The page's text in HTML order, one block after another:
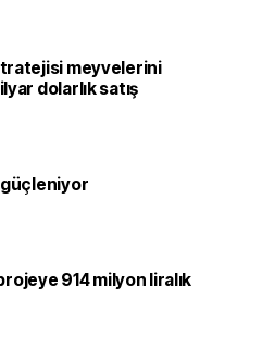
meyvelerini
dolarlık satış
güçleniyor
914 milyon liralık